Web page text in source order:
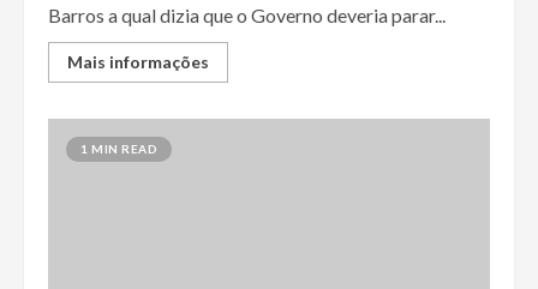
Barros a qual dizia que o Governo deveria parar...
Mais informações
1 MIN READ